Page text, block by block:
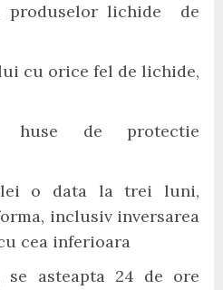
produselor lichide de
cu orice fel de lichide,
huse de protectie
o data la trei luni,
inclusiv inversarea
cea inferioara
se asteapta 24 de ore